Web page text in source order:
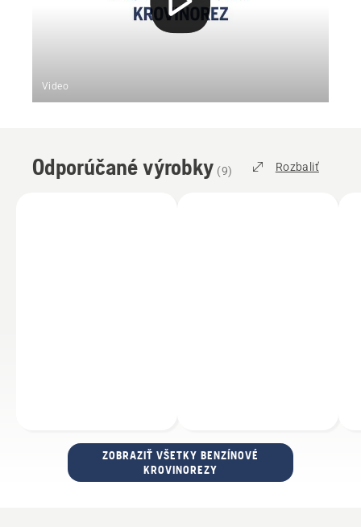
Video
Odporúčané výrobky (9) Rozbaliť
ZOBRAZIŤ VŠETKY BENZÍNOVÉ
KROVINOREZY